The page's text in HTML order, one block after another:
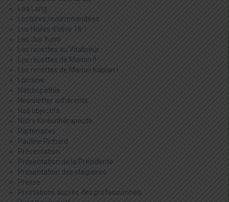
Léa Lang
Lectures recommandées
Les Huiles d'olive 18:1
Les Jus Yumi
Les recettes au Vitaliseur
Les recettes de Marion !!
Les recettes de Marion Kaplan !
Lorraine
Naturopathie
Newsletter adhérents
Nos objectifs
Notre Kinésithérapeute
Partenaires
Pauline Richard
Présentation
Présentation de la Présidente
Présentation des stagiaires
Presse
Prestations auprès des professionnels